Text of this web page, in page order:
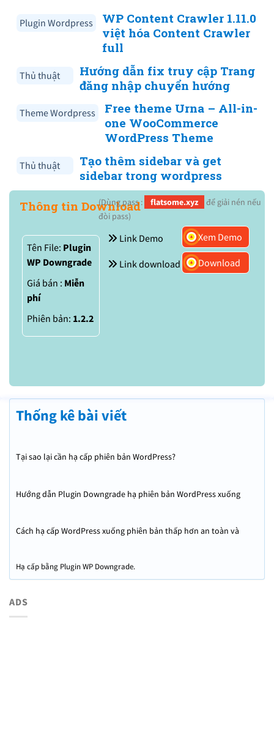
Plugin Wordpress
WP Content Crawler 1.11.0
việt hóa Content Crawler
full
Thủ thuật
Hướng dẫn fix truy cập Trang
đăng nhập chuyển hướng
Theme Wordpress
Free theme Urna – All-in-
one WooCommerce
WordPress Theme
Thủ thuật
Tạo thêm sidebar và get
sidebar trong wordpress
Thông tin Download
(Dùng pass : flatsome.xyz
để giải nén nếu
đòi pass)
Tên File: Plugin
WP Downgrade
Giá bán : Miễn
phí
Phiên bản: 1.2.2
Link Demo Xem Demo
Link download Download
Thống kê bài viết
Tại sao lại cần hạ cấp phiên bản WordPress?
Hướng dẫn Plugin Downgrade hạ phiên bản WordPress xuống
Cách hạ cấp WordPress xuống phiên bản thấp hơn an toàn và
Hạ cấp bằng Plugin WP Downgrade.
ADS